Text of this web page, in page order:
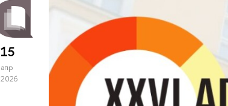
15
апр
2026